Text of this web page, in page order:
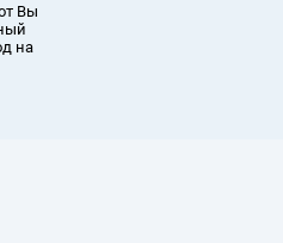
Вы
на